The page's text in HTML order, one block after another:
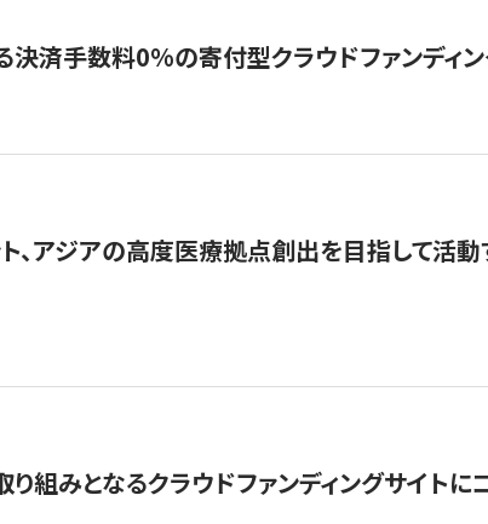
決済手数料0%の寄付型クラウドファンディ
、アジアの高度医療拠点創出を目指して活動
組みとなるクラウドファンディングサイトに